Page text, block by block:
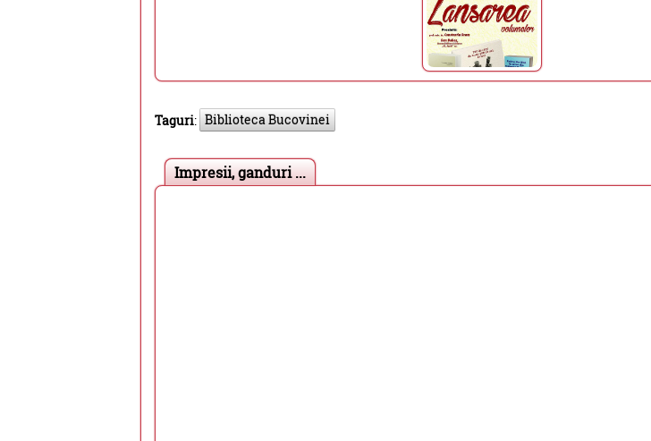
Taguri: Biblioteca Bucovinei
Impresii, ganduri ...